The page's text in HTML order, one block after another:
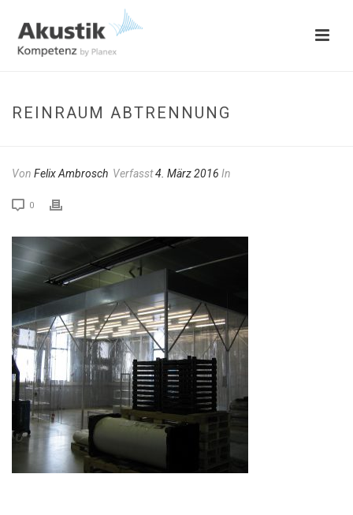
REINRAUM ABTRENNUNG
Von Felix Ambrosch Verfasst4. März 2016 In
0